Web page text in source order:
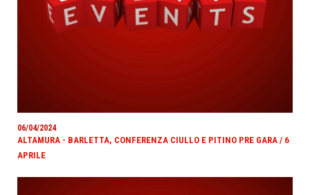
06/04/2024
ALTAMURA - BARLETTA, CONFERENZA CIULLO E PITINO PRE GARA / 6
APRILE